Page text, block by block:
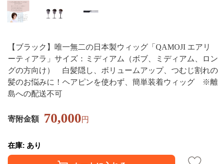
【ブラック】唯一無二の日本製ウィッグ「QAMOJI エアリ
ーティアラ」サイズ：ミディアム（ボブ、ミディアム、ロン
グの方向け） 白髪隠し、ボリュームアップ、つむじ割れの
髪のお悩みに！ヘアピンを使わず、簡単装着ウィッグ ※離
島への配送不可
寄附金額 70,000円
在庫: あり